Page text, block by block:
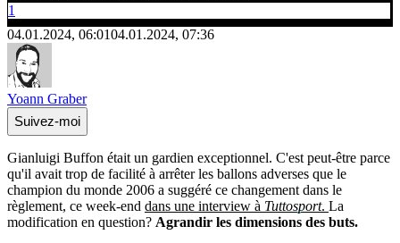
1
04.01.2024, 06:0104.01.2024, 07:36
Yoann Graber
Suivez-moi
Gianluigi Buffon était un gardien exceptionnel. C'est peut-être parce
qu'il avait trop de facilité à arrêter les ballons adverses que le
champion du monde 2006 a suggéré ce changement dans le
règlement, ce week-end dans une interview à Tuttosport. La
modification en question? Agrandir les dimensions des buts.